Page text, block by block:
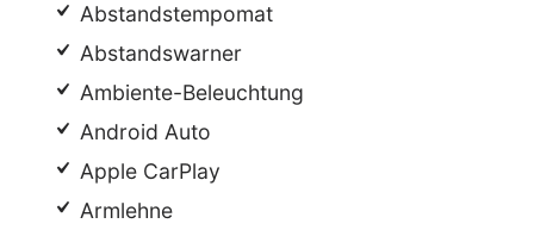
Abstandstempomat
Abstandswarner
Ambiente-Beleuchtung
Android Auto
Apple CarPlay
Armlehne